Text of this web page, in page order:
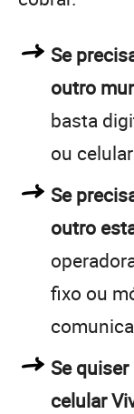
Se
outro
basta
ou
Se
outro
fixo ou
Se
celular